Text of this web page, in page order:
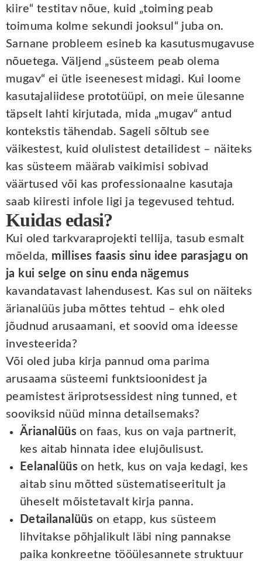
kiire“ testitav nõue, kuid „toiming peab
toimuma kolme sekundi jooksul“ juba on.
Sarnane probleem esineb ka kasutusmugavuse
nõuetega. Väljend „süsteem peab olema
mugav“ ei ütle iseenesest midagi. Kui loome
kasutajaliidese prototüüpi, on meie ülesanne
täpselt lahti kirjutada, mida „mugav“ antud
kontekstis tähendab. Sageli sõltub see
väikestest, kuid olulistest detailidest – näiteks
kas süsteem määrab vaikimisi sobivad
väärtused või kas professionaalne kasutaja
saab kiiresti infole ligi ja tegevused tehtud.
Kuidas edasi?
Kui oled tarkvaraprojekti tellija, tasub esmalt
mõelda, millises faasis sinu idee parasjagu on
ja kui selge on sinu enda nägemus
kavandatavast lahendusest. Kas sul on näiteks
ärianalüüs juba mõttes tehtud – ehk oled
jõudnud arusaamani, et soovid oma ideesse
investeerida?
Või oled juba kirja pannud oma parima
arusaama süsteemi funktsioonidest ja
peamistest äriprotsessidest ning tunned, et
sooviksid nüüd minna detailsemaks?
Ärianalüüs on faas, kus on vaja partnerit,
kes aitab hinnata idee elujõulisust.
Eelanalüüs on hetk, kus on vaja kedagi, kes
aitab sinu mõtted süstematiseeritult ja
üheselt mõistetavalt kirja panna.
Detailanalüüs on etapp, kus süsteem
lihvitakse põhjalikult läbi ning pannakse
paika konkreetne tööülesannete struktuur